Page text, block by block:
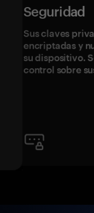
Seguridad
Sus claves
encriptadas y
su dispositivo.
control sobre